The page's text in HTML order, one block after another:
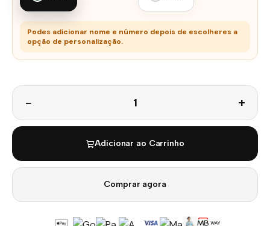
Podes adicionar nome e número depois de escolheres a
opção de personalização.
Adicionar ao Carrinho
Comprar agora